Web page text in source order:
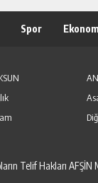
Spor
Telif Hakları